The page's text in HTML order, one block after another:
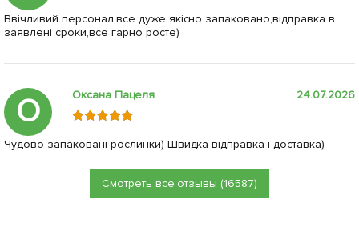
Ввічливий персонал,все дуже якісно запаковано,відправка в
заявлені сроки,все гарно росте)
О Оксана Пацеля 24.07.2026
Чудово запаковані рослинки) Швидка відправка і доставка)
Смотреть все отзывы (16587)